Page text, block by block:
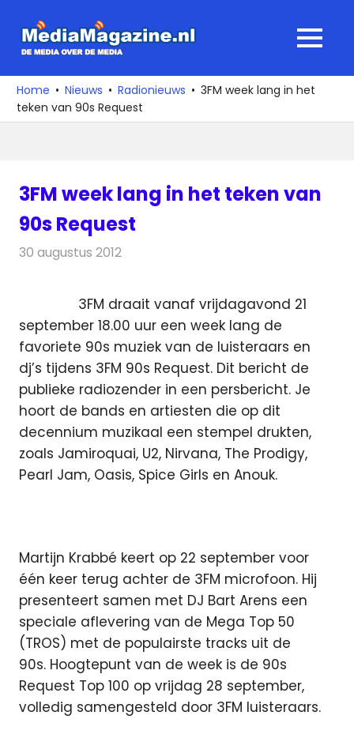
naar
media
over
de
MENU
Home Nieuws Radionieuws
3FM week lang in het
teken van 90s Request
3FM week lang in het teken van
90s Request
30 augustus 2012
3FM draait vanaf vrijdagavond 21
september 18.00 uur een week lang de
favoriete 90s muziek van de luisteraars en
dj’s tijdens 3FM 90s Request. Dit bericht de
publieke radiozender in een persbericht. Je
hoort de bands en artiesten die op dit
decennium muzikaal een stempel drukten,
zoals Jamiroquai, U2, Nirvana, The Prodigy,
Pearl Jam, Oasis, Spice Girls en Anouk.
Martijn Krabbé keert op 22 september voor
één keer terug achter de 3FM microfoon. Hij
presenteert samen met DJ Bart Arens een
speciale aflevering van de Mega Top 50
(TROS) met de populairste tracks uit de
90s. Hoogtepunt van de week is de 90s
Request Top 100 op vrijdag 28 september,
volledig samengesteld door 3FM luisteraars.